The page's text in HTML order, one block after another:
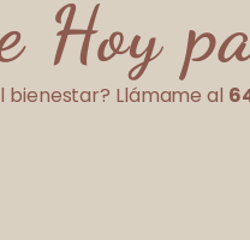
Hoy
bienestar? Llámame al